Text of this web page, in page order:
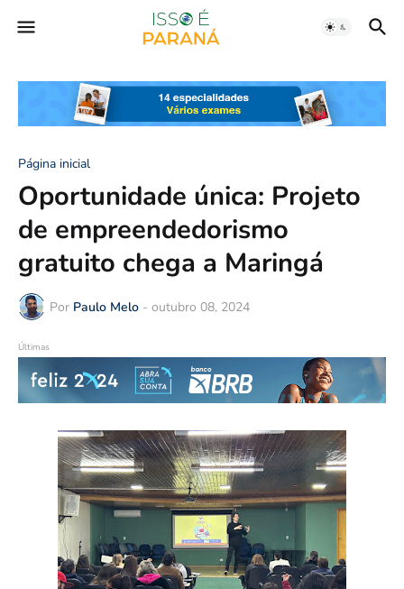
Página inicial
Oportunidade única: Projeto
de empreendedorismo
gratuito chega a Maringá
Por Paulo Melo - outubro 08, 2024
Últimas